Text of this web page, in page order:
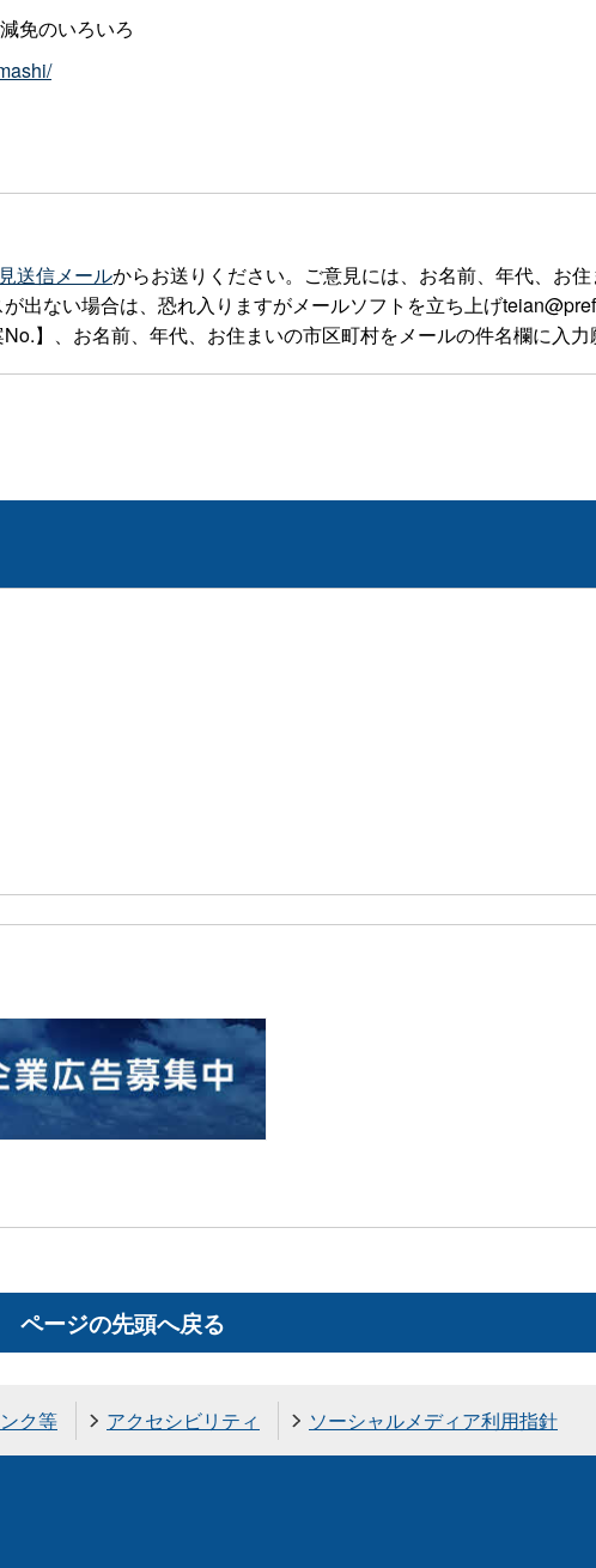
免のいろいろ
送信メールからお送りください。ご意見には、お名前、年代、お
出ない場合は、恐れ入りますがメールソフトを立ち上げ
】、お名前、年代、お住まいの市区町村をメールの件名欄に入力
ページの先頭へ戻る
ク等 アクセシビリティ ソーシャルメディア利用指針